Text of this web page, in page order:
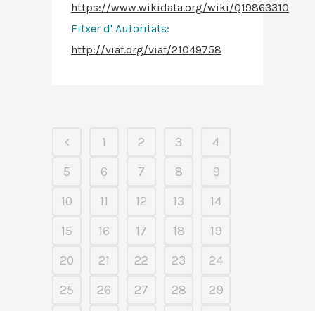
https://www.wikidata.org/wiki/Q19863310
Fitxer d' Autoritats:
http://viaf.org/viaf/21049758
1 2 3
4
5
6 7 8
9
10
11 12 13
14
15
16 17 18
19
20
21 22 23
24
25
26 27 28
29